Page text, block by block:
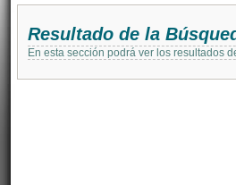
Resultado de la
En esta sección podrá ver los resultados